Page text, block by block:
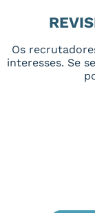
Os
interesses. Se